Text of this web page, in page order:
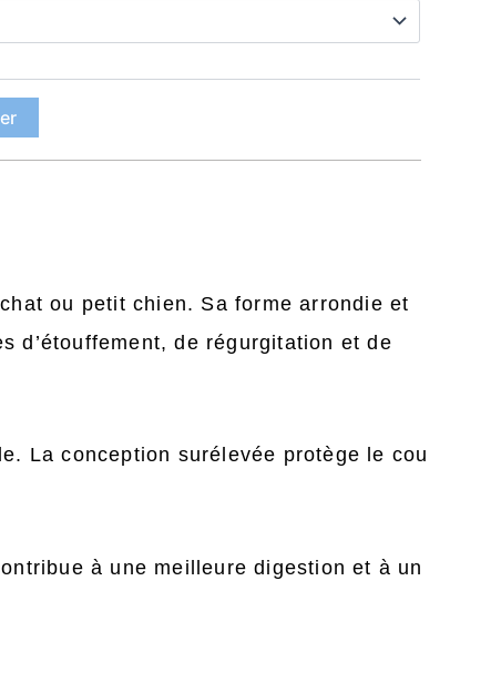
ou petit chien. Sa forme arrondie et
d’étouffement, de régurgitation et de
La conception surélevée protège le cou
à une meilleure digestion et à un